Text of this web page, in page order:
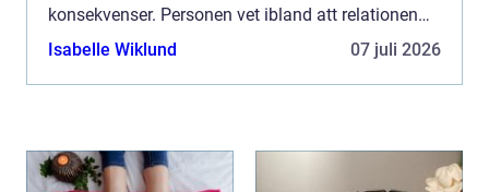
konsekvenser. Personen vet ibland att relationen
skadar, men fortsätter ändå. Drivkraften är sällan
Isabelle Wiklund 07 juli 2026